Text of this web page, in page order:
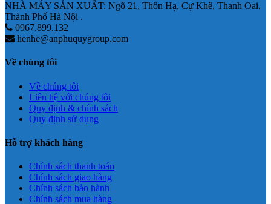
NHÀ MÁY SẢN XUẤT: Ngõ 21, Thôn Hạ, Cự Khê, Thanh Oai,
Thành Phố Hà Nội .
0967.899.132
lienhe@anphuquygroup.com
Về chúng tôi
Về chúng tôi
Liên hệ với chúng tôi
Quy định & chính sách
Quy định sử dụng
Hỗ trợ khách hàng
Chính sách thanh toán
Chính sách giao hàng
Chính sách bảo hành
Chính sách mua hàng